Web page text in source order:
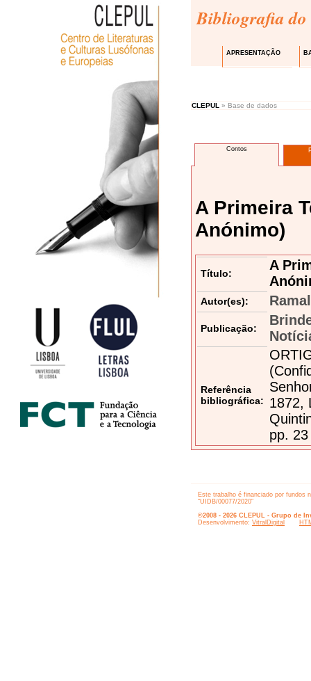
Bibliografia do
APRESENTAÇÃO
CLEPUL » Base de dados
Contos
A Primeira
Anónimo)
Título:
A
Autor(es):
Publicação:
Referência
bibliográfica:
1872,
pp.
Este trabalho é financiado por fundos
“UIDB/00077/2020”
©2008 - 2026 CLEPUL - Grupo de
Desenvolvimento: VitralDigital